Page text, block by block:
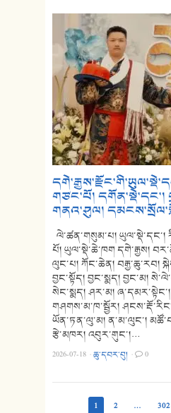
གཙང་པོ། དགོན་སྡེ་དང་།
གནའ་ཤུལ།
ལེ་ཚན་གསུམ་པ། ཡུལ་སྡེ་དང་།
པོ། ཡུལ་སྡེ་ཆེ་ཁག དགེ་རྒྱས།
ལུང་པ། ཀོང་ཆེན། བརྒྱ་ཆུ་རབ།
བྱང་སྟོད། བྱང་སྨད། བྱང་མ།
སེང་སྨད། ཤར་མ།
གཤགས་མ་ཁ་སྦྱོར།
ཡོན་ཏན་ལུ་མ། ན་མ་ལུང་།
རྩེ་མཁར། འབུར་གུང་།…
2026-07-18 ·ཆུ་དབར་བུ། · 0
1 2 … 302